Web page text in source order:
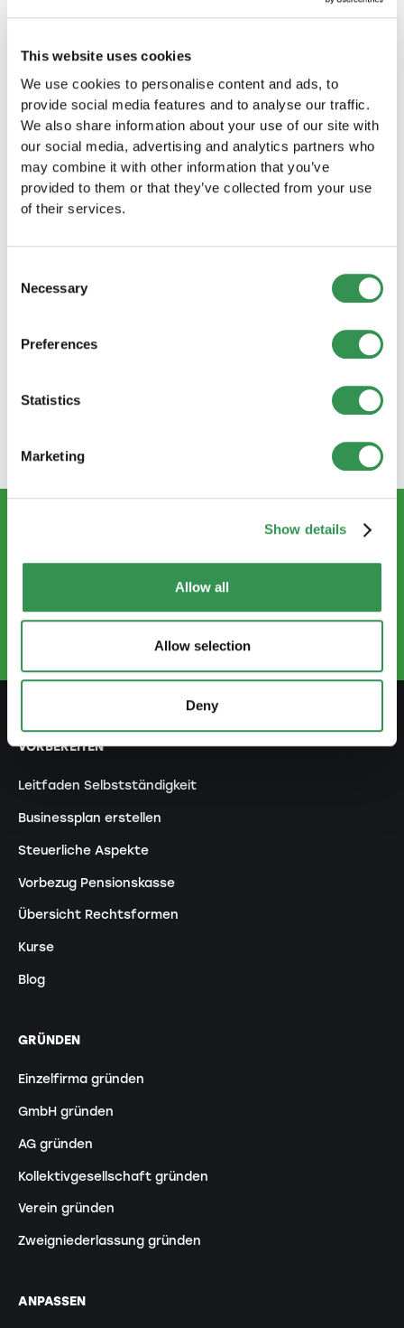
This website uses cookies
We use cookies to personalise content and ads, to
provide social media features and to analyse our traffic.
We also share information about your use of our site with
our social media, advertising and analytics partners who
may combine it with other information that you’ve
provided to them or that they’ve collected from your use
of their services.
Selection
Necessary
Preferences
Statistics
Marketing
Show details
Allow all
Allow selection
Deny
Krankenversicherung für Mitarbeiter, ist von
Schritt 10: Die laufende
Compliance
Nach der Gründung Ihrer GmbH müssen Sie
sicherstellen, dass Sie laufend alle rechtlichen
Anforderungen und Verpflichtungen erfüllen.
Dies umfasst die Buchführung,
Die Gründung einer GmbH in der Schweiz ist ein
Planung, rechtliche Sorgfalt und finanzielle
sorgfältig befolgen und sich professionelle
Termin buchen
+41 52 269 30 80
VORBEREITEN
Leitfaden Selbstständigkeit
Businessplan erstellen
Steuerliche Aspekte
Vorbezug Pensionskasse
Übersicht Rechtsformen
Kurse
Blog
GRÜNDEN
Einzelfirma gründen
GmbH gründen
AG gründen
Kollektivgesellschaft gründen
Verein gründen
Zweigniederlassung gründen
ANPASSEN